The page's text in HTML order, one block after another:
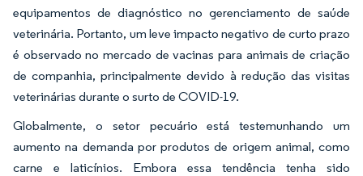
equipamentos de diagnóstico no gerenciamento de saúde
veterinária. Portanto, um leve impacto negativo de curto prazo
é observado no mercado de vacinas para animais de criação
de companhia, principalmente devido à redução das visitas
veterinárias durante o surto de COVID-19.
Globalmente, o setor pecuário está testemunhando um
aumento na demanda por produtos de origem animal, como
carne e laticínios. Embora essa tendência tenha sido